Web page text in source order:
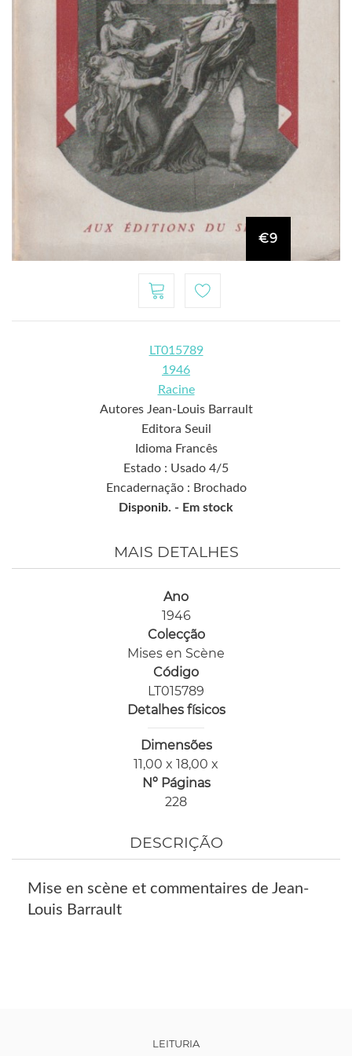
€9
LT015789
1946
Racine
Autores Jean-Louis Barrault
Editora Seuil
Idioma Francês
Estado : Usado 4/5
Encadernação : Brochado
Disponib. - Em stock
MAIS DETALHES
Ano
1946
Colecção
Mises en Scène
Código
LT015789
Detalhes físicos
Dimensões
11,00 x 18,00 x
Nº Páginas
228
DESCRIÇÃO
Mise en scène et commentaires de Jean-
Louis Barrault
LEITURIA